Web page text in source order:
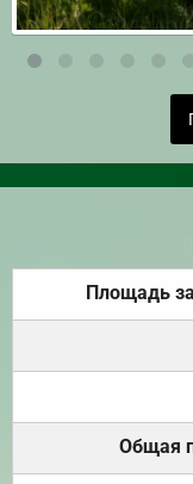
Площадь
Общая